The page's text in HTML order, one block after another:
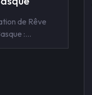
de Rêve
:…